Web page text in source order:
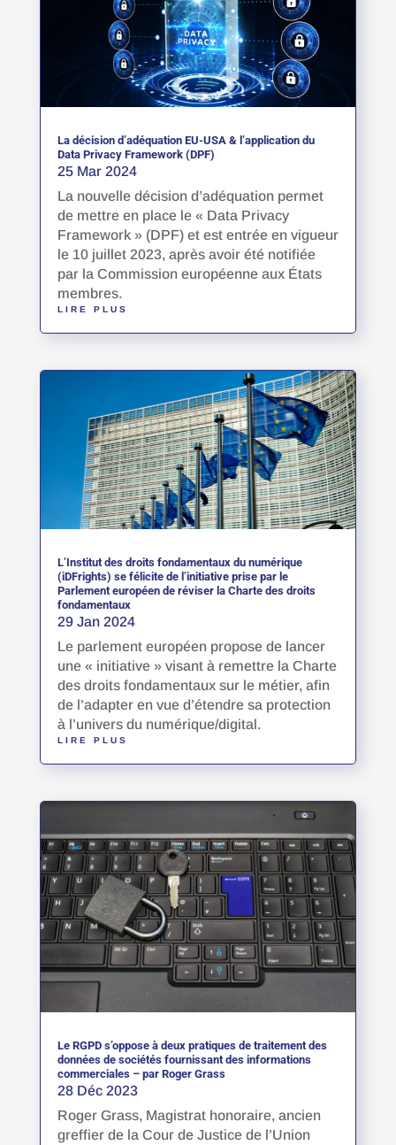
La décision d’adéquation EU-USA & l’application du
Data Privacy Framework (DPF)
25 Mar 2024
La nouvelle décision d’adéquation permet
de mettre en place le « Data Privacy
Framework » (DPF) et est entrée en vigueur
le 10 juillet 2023, après avoir été notifiée
par la Commission européenne aux États
membres.
LIRE PLUS
L’Institut des droits fondamentaux du numérique
(iDFrights) se félicite de l’initiative prise par le
Parlement européen de réviser la Charte des droits
fondamentaux
29 Jan 2024
Le parlement européen propose de lancer
une « initiative » visant à remettre la Charte
des droits fondamentaux sur le métier, afin
de l’adapter en vue d’étendre sa protection
à l’univers du numérique/digital.
LIRE PLUS
Le RGPD s’oppose à deux pratiques de traitement des
données de sociétés fournissant des informations
commerciales – par Roger Grass
28 Déc 2023
Roger Grass, Magistrat honoraire, ancien
greffier de la Cour de Justice de l’Union